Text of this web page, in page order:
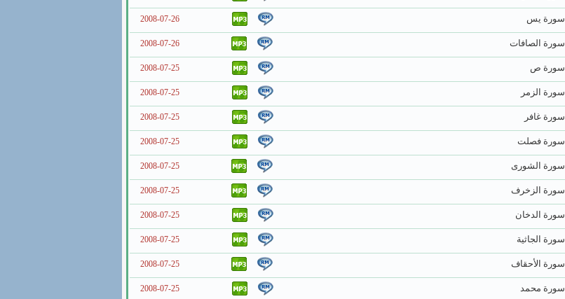
سورة يس 2008-07-26
سورة الصافات 2008-07-26
سورة ص 2008-07-25
سورة الزمر 2008-07-25
سورة غافر 2008-07-25
سورة فصلت 2008-07-25
سورة الشورى 2008-07-25
سورة الزخرف 2008-07-25
سورة الدخان 2008-07-25
سورة الجاثية 2008-07-25
سورة الأحقاف 2008-07-25
سورة محمد 2008-07-25